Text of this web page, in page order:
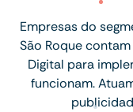
Empresas do
São Roque
Digital para
funcionam.